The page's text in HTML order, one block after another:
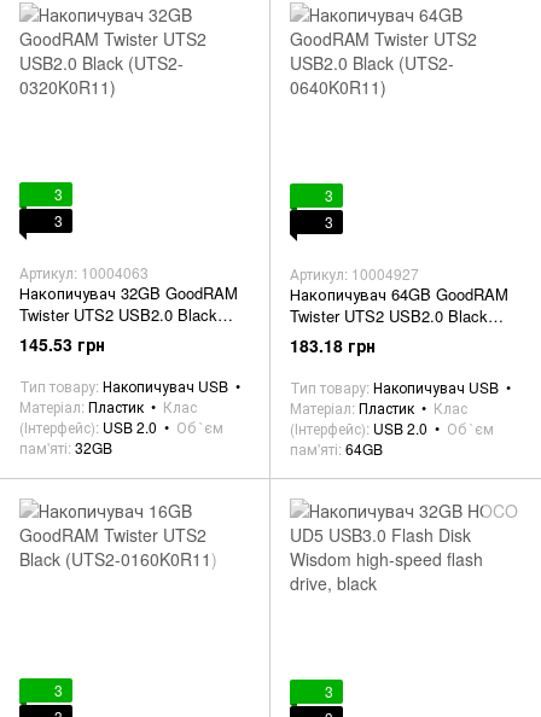
3
3
Артикул: 10004063
Накопичувач 32GB GoodRAM
Twister UTS2 USB2.0 Black
(UTS2-0320K0R11)
145.53 грн
Тип товару Накопичувач USB
Матеріал Пластик
Клас
(Інтерфейс) USB 2.0
Об `єм
пам'яті 32GB
3
3
Артикул: 10004927
Накопичувач 64GB GoodRAM
Twister UTS2 USB2.0 Black
(UTS2-0640K0R11)
183.18 грн
Тип товару Накопичувач USB
Матеріал Пластик
Клас
(Інтерфейс) USB 2.0
Об `єм
пам'яті 64GB
3
3